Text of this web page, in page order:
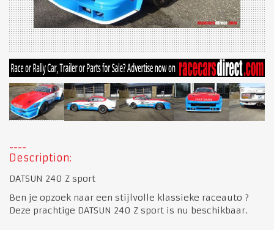
Description:
DATSUN 240 Z sport
Ben je opzoek naar een stijlvolle klassieke raceauto ?
Deze prachtige DATSUN 240 Z sport is nu beschikbaar.